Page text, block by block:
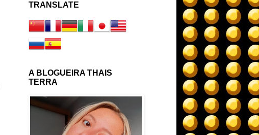
TRANSLATE
A BLOGUEIRA THAIS
TERRA